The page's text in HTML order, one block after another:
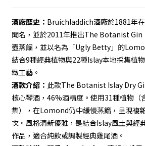
酒廠歷史： Bruichladdich酒廠於1881年
聞名，並於2011年推出The Botanist Gin
壺蒸餾，並以名為「Ugly Betty」的
結合9種經典植物與22種Islay本地採集植
緻工藝。
酒款介紹： 此款The Botanist Islay Dry
核心琴酒，46%酒精度。使用31種植物（
集），在Lomond仍中緩慢蒸餾，呈現複
次。風格清新優雅，是結合Islay風土與經
作品，適合純飲或調製經典雞尾酒。